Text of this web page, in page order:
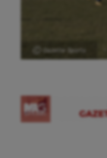
Ⓒ Gazette Sports